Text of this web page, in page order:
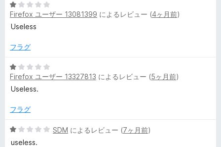
a
d
e
r
レ
評
価
5
段
階
1
評
価
Firefox ユーザー 13081399 によるレビュー (4ヶ月前)
Useless
フラグ
5
段
階
1
評
価
Firefox ユーザー 13327813 によるレビュー (5ヶ月前)
Useless.
フラグ
5
段
SDM によるレビュー (7ヶ月前)
useless.